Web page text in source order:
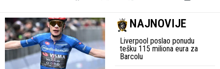
NAJNOVIJE
Liverpool poslao ponudu
tešku 115 miliona eura za
Barcolu